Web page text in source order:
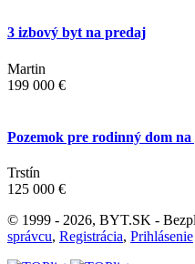
3 izbový byt na predaj
Martin
199 000 €
Pozemok pre rodinný dom
Trstín
125 000 €
© 1999 - 2026, BYT.SK -
správcu, Registrácia, Prihlásenie